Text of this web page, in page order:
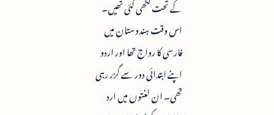
کے تحت لکھی گئی تھیں۔
اس وقت ہندوستان میں
فارسی کا رواج تھا اور اردو
اپنے ابتدائی دور سے گزر رہی
تھی۔ ان لغتوں میں ارد